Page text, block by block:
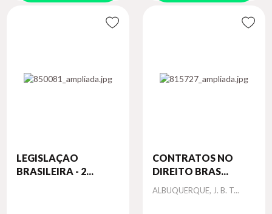
LEGISLAÇAO
BRASILEIRA - 2...
CONTRATOS NO
DIREITO BRAS...
Autor
ALBUQUERQUE, J. B. T...